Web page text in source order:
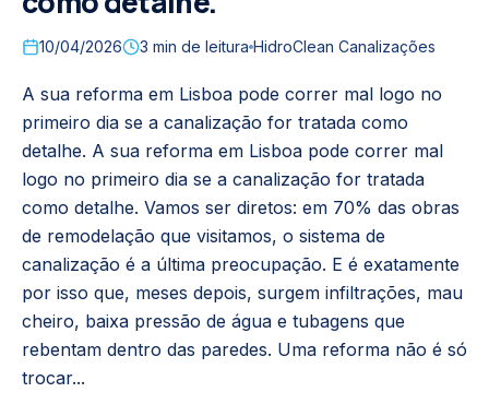
10/04/2026 3 min de leitura HidroClean Canalizações
A sua reforma em Lisboa pode correr mal logo no
primeiro dia se a canalização for tratada como
detalhe. A sua reforma em Lisboa pode correr mal
logo no primeiro dia se a canalização for tratada
como detalhe. Vamos ser diretos: em 70% das obras
de remodelação que visitamos, o sistema de
canalização é a última preocupação. E é exatamente
por isso que, meses depois, surgem infiltrações, mau
cheiro, baixa pressão de água e tubagens que
rebentam dentro das paredes. Uma reforma não é só
trocar...